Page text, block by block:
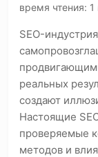
время чтения: 1
SEO-
реальных
создают
Настоящие
проверяемые
методов и